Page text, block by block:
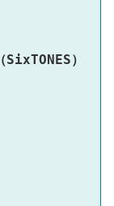
（SixTONES）